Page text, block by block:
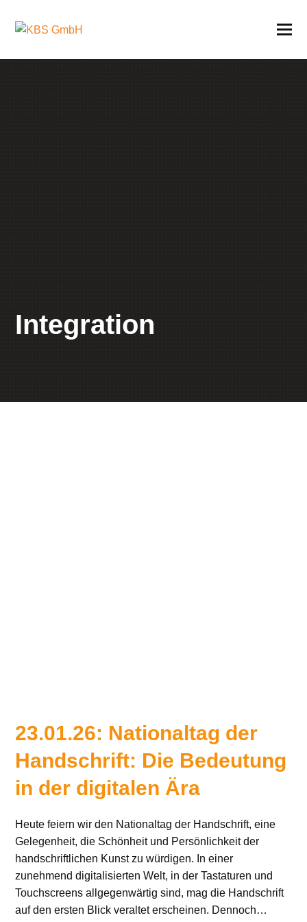
Integration
23.01.26: Nationaltag der
Handschrift: Die Bedeutung
in der digitalen Ära
Heute feiern wir den Nationaltag der Handschrift, eine
Gelegenheit, die Schönheit und Persönlichkeit der
handschriftlichen Kunst zu würdigen. In einer
zunehmend digitalisierten Welt, in der Tastaturen und
Touchscreens allgegenwärtig sind, mag die Handschrift
auf den ersten Blick veraltet erscheinen. Dennoch…